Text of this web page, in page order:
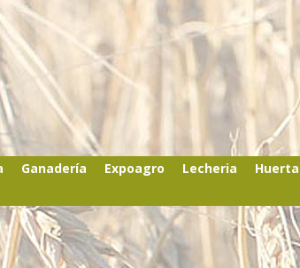
Ganadería Expoagro Lecheria